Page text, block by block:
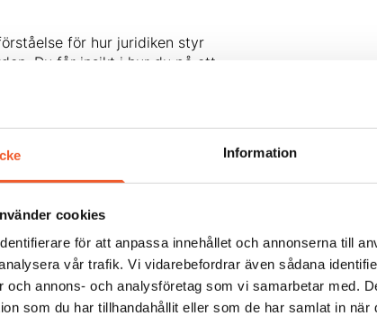
Information
cookies
för att anpassa innehållet och annonserna till
vår trafik. Vi vidarebefordrar även sådana
och annons- och analysföretag som vi samarbetar med.
som du har tillhandahållit eller som de har samlat in när
för hur juridiken styr
Du får insikt i hur du på ett
hantera situationer där sekretess,
av patientuppgifter aktualiseras.
fatta trygga beslut i komplexa
juridiska krav och praktiska
när patientuppgifter får, ska eller
inklusive vad som måste
obehörig åtkomst, dataintrång